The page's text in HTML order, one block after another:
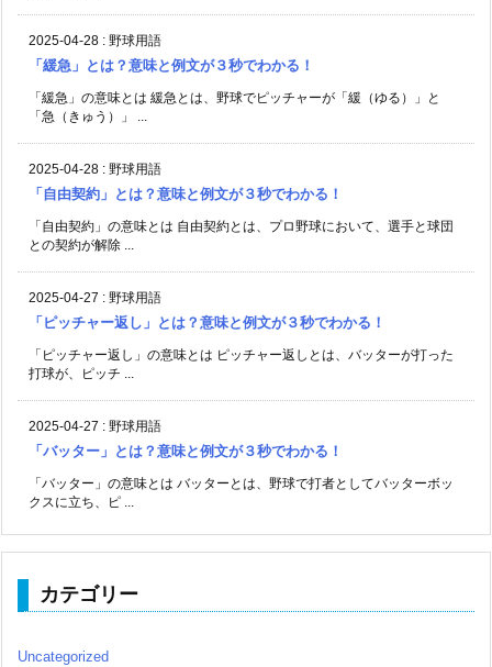
2025-04-28 : 野球用語
「緩急」とは？意味と例文が３秒でわかる！
「緩急」の意味とは 緩急とは、野球でピッチャーが「緩（ゆる）」と
「急（きゅう）」 ...
2025-04-28 : 野球用語
「自由契約」とは？意味と例文が３秒でわかる！
「自由契約」の意味とは 自由契約とは、プロ野球において、選手と球団
との契約が解除 ...
2025-04-27 : 野球用語
「ピッチャー返し」とは？意味と例文が３秒でわかる！
「ピッチャー返し」の意味とは ピッチャー返しとは、バッターが打った
打球が、ピッチ ...
2025-04-27 : 野球用語
「バッター」とは？意味と例文が３秒でわかる！
「バッター」の意味とは バッターとは、野球で打者としてバッターボッ
クスに立ち、ピ ...
カテゴリー
Uncategorized